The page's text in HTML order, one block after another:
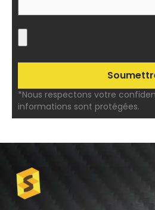
*Nous respectons votre
informations sont protégées.